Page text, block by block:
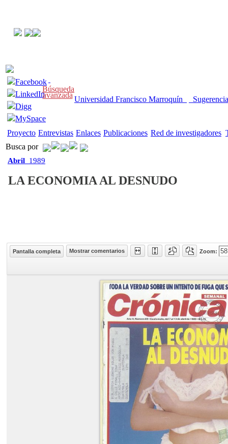
Facebook
LinkedIn
Digg
MySpace
Búsqueda
avanzada Universidad Francisco Marroquín
Proyecto Entrevistas Enlaces Publicaciones Red de investigadores
Busca por
Abril 1989
LA ECONOMIA AL DESNUDO
Pantalla completa Mostrar comentarios Zoom: